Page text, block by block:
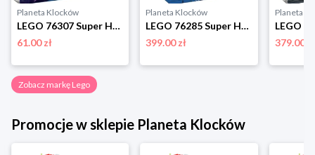
Planeta Klocków
LEGO 76307 Super Heroes Mech Iron Mana kontra Ultron Lego
61.00 zł
Planeta Klocków
LEGO 76285 Super Heroes Maska Spider-Mana Lego
399.00 zł
Planeta
379.00 zł
Zobacz markę Lego
Promocje w sklepie Planeta Klocków